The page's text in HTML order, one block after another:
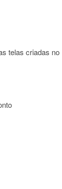
telas criadas no